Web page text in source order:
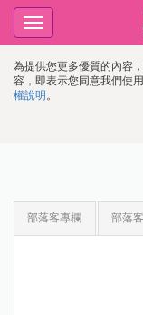
為提供您更多優質的內容
容，即表示您同意我們使
權說明 。
Toggle
navigation
部落客專欄 部落